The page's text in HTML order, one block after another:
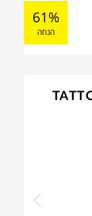
61%
הנחה